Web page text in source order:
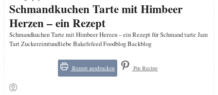
Schmandkuchen Tarte mit Himbeer
Herzen – ein Rezept
Schmandkuchen Tarte mit Himbeer Herzen – ein Rezept für Schmand tarte Jam
Tart Zuckerzimtundliebe Bakefefeed Foodblog Backblog
Rezept ausdrucken Pin Recipe